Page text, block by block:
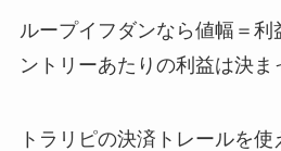
ループイフダンなら値幅＝
ントリーあたりの利益は決ま
トラリピの決済トレールを使